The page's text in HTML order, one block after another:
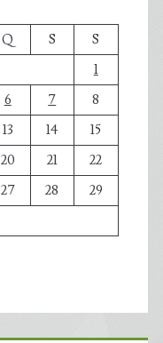
Q S
S
1
6 7
8
13 14
15
20 21
22
27 28
29